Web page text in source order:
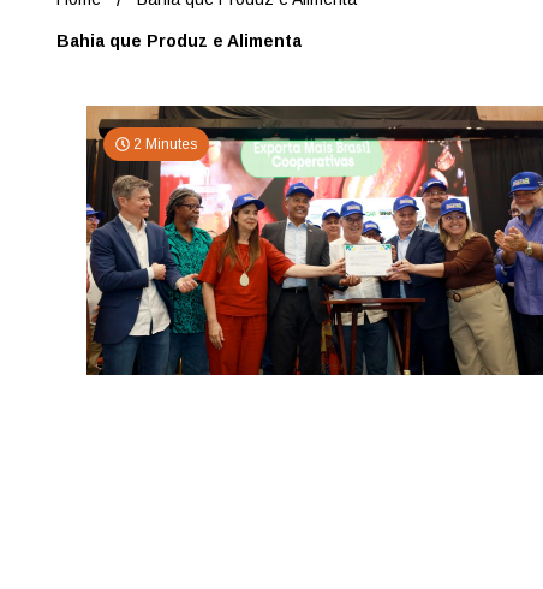
Bahia que Produz e Alimenta
2 Minutes